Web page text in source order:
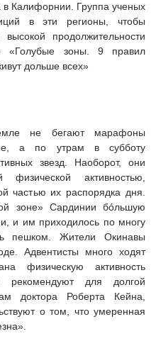
Калифорнии. Группа ученых
в эти регионы, чтобы
продолжительности
«Голубые зоны. 9 правил
дольше всех»
не бегают марафоны
а по утрам в субботу
звезд. Наоборот, они
физической активностью,
частью их распорядка дня.
зоне» Сардинии бóльшую
и им приходилось по многу
пешком. Жители Окинавы
Адвентисты много ходят
физическую активность
рекомендуют для долгой
доктора Роберта Кейна,
о том, что умеренная